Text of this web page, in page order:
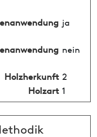
ja
nein
Holzherkunft 2
Holzart 1